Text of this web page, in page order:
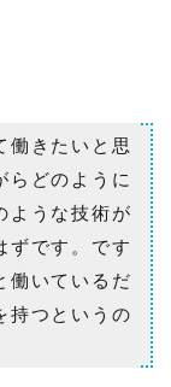
働きたいと思
らどのように
ような技術が
ずです。です
働いているだ
持つというの